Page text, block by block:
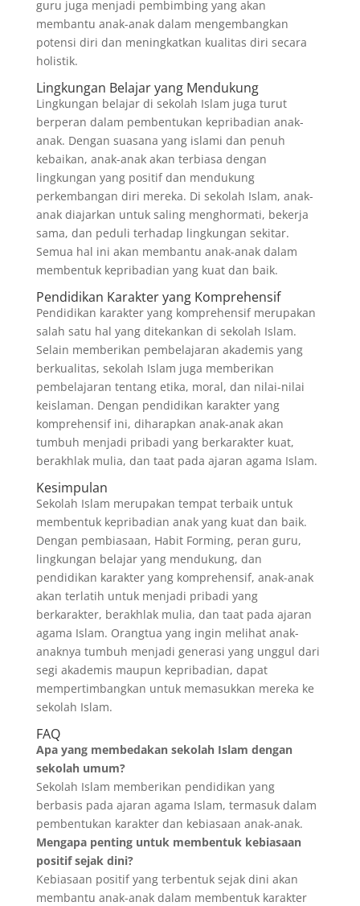
guru juga menjadi pembimbing yang akan
membantu anak-anak dalam mengembangkan
potensi diri dan meningkatkan kualitas diri secara
holistik.
Lingkungan Belajar yang Mendukung
Lingkungan belajar di sekolah Islam juga turut
berperan dalam pembentukan kepribadian anak-
anak. Dengan suasana yang islami dan penuh
kebaikan, anak-anak akan terbiasa dengan
lingkungan yang positif dan mendukung
perkembangan diri mereka. Di sekolah Islam, anak-
anak diajarkan untuk saling menghormati, bekerja
sama, dan peduli terhadap lingkungan sekitar.
Semua hal ini akan membantu anak-anak dalam
membentuk kepribadian yang kuat dan baik.
Pendidikan Karakter yang Komprehensif
Pendidikan karakter yang komprehensif merupakan
salah satu hal yang ditekankan di sekolah Islam.
Selain memberikan pembelajaran akademis yang
berkualitas, sekolah Islam juga memberikan
pembelajaran tentang etika, moral, dan nilai-nilai
keislaman. Dengan pendidikan karakter yang
komprehensif ini, diharapkan anak-anak akan
tumbuh menjadi pribadi yang berkarakter kuat,
berakhlak mulia, dan taat pada ajaran agama Islam.
Kesimpulan
Sekolah Islam merupakan tempat terbaik untuk
membentuk kepribadian anak yang kuat dan baik.
Dengan pembiasaan, Habit Forming, peran guru,
lingkungan belajar yang mendukung, dan
pendidikan karakter yang komprehensif, anak-anak
akan terlatih untuk menjadi pribadi yang
berkarakter, berakhlak mulia, dan taat pada ajaran
agama Islam. Orangtua yang ingin melihat anak-
anaknya tumbuh menjadi generasi yang unggul dari
segi akademis maupun kepribadian, dapat
mempertimbangkan untuk memasukkan mereka ke
sekolah Islam.
FAQ
Apa yang membedakan sekolah Islam dengan
sekolah umum?
Sekolah Islam memberikan pendidikan yang
berbasis pada ajaran agama Islam, termasuk dalam
pembentukan karakter dan kebiasaan anak-anak.
Mengapa penting untuk membentuk kebiasaan
positif sejak dini?
Kebiasaan positif yang terbentuk sejak dini akan
membantu anak-anak dalam membentuk karakter